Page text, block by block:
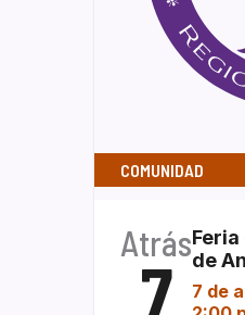
COMUNIDAD
Atrás
7
de
7 de